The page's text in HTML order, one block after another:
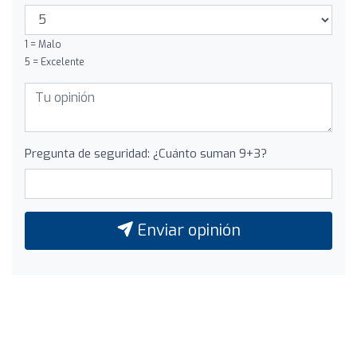
1 = Malo
5 = Excelente
Pregunta de seguridad: ¿Cuánto suman 9+3?
Enviar opinión